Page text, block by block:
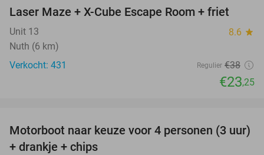
39%
Laser Maze + X-Cube Escape Room + friet
Unit 13 8.6 star
Nuth (6 km)
Verkocht: 431
Regulier €38
€23,25
31%
Motorboot naar keuze voor 4 personen (3 uur)
+ drankje + chips